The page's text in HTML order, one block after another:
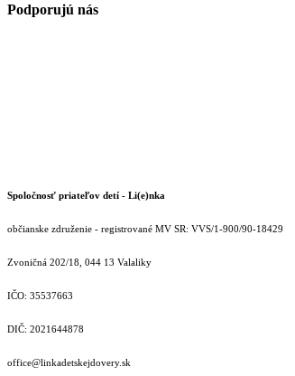
Podporujú nás
Spoločnosť priateľov detí - Li(e)nka
občianske združenie - registrované MV SR: VVS/1-900/90-18429
Zvoničná 202/18, 044 13 Valaliky
IČO: 35537663
DIČ: 2021644878
office@linkadetskejdovery.sk